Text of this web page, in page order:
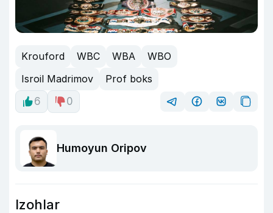
Krouford WBC WBA
WBO
Isroil Madrimov
Prof boks
6
0
Humoyun Oripov
Izohlar